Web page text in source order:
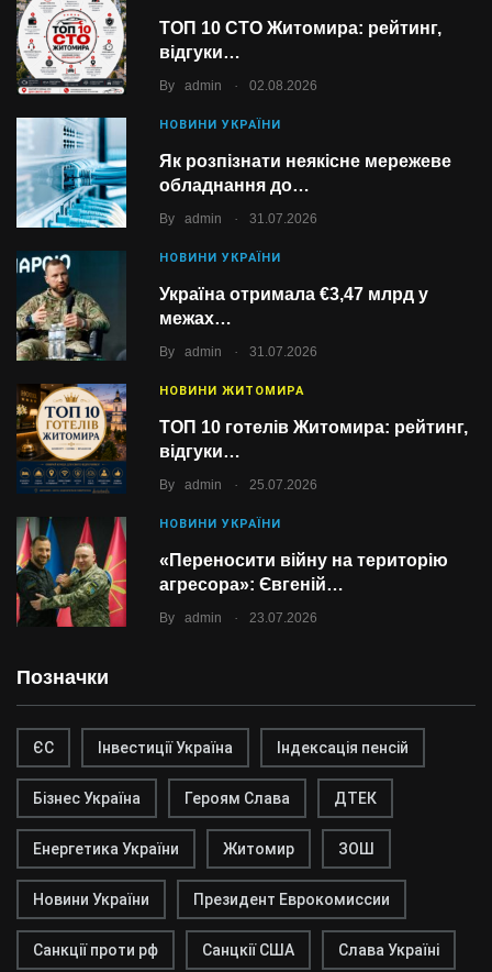
ТОП 10 СТО Житомира: рейтинг,
відгуки…
By admin . 02.08.2026
НОВИНИ УКРАЇНИ
Як розпізнати неякісне мережеве
обладнання до…
By admin . 31.07.2026
НОВИНИ УКРАЇНИ
Україна отримала €3,47 млрд у
межах…
By admin . 31.07.2026
НОВИНИ ЖИТОМИРА
ТОП 10 готелів Житомира: рейтинг,
відгуки…
By admin . 25.07.2026
НОВИНИ УКРАЇНИ
«Переносити війну на територію
агресора»: Євгеній…
By admin . 23.07.2026
Позначки
ЄС Інвестиції Україна Індексація пенсій
Бізнес Україна Героям Слава ДТЕК
Енергетика України Житомир ЗОШ
Новини України Президент Еврокомиссии
Санкції проти рф Санцкії США Слава Україні